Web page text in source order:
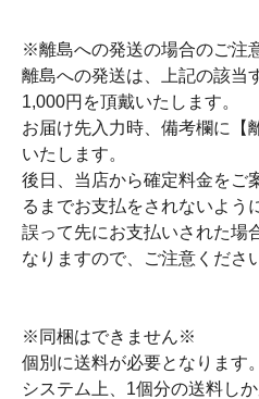
※離島への発送の場合のご注
離島への発送は、上記の該当
1,000円を頂戴いたします。
お届け先入力時、備考欄に【
いたします。
後日、当店から確定料金をご
るまでお支払をされないよう
誤って先にお支払いされた場
なりますので、ご注意くださ
※同梱はできません※
個別に送料が必要となります。
システム上、1個分の送料しか